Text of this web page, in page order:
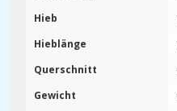
Hieb
Hieblänge
Querschnitt
Gewicht